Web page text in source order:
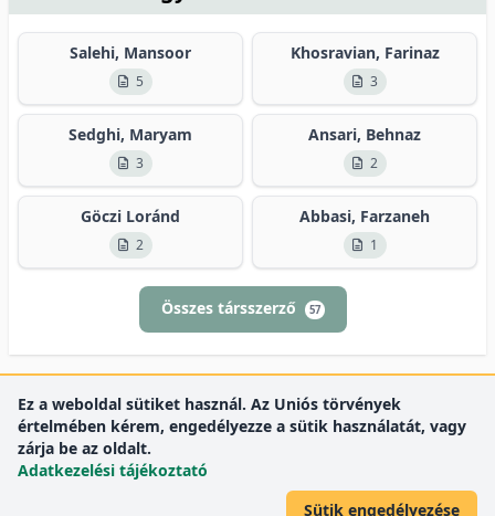
Salehi, Mansoor
5
Khosravian, Farinaz
3
Sedghi, Maryam
3
Ansari, Behnaz
2
Göczi Loránd
2
Abbasi, Farzaneh
1
Összes társszerző 57
Ez a weboldal sütiket használ. Az Uniós törvények
értelmében kérem, engedélyezze a sütik használatát, vagy
zárja be az oldalt.
Adatkezelési tájékoztató
Sütik engedélyezése